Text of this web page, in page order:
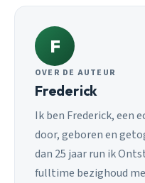
F
OVER DE AUTEUR
Frederick
Ik ben Frederick, een
door, geboren en
dan 25 jaar run ik
fulltime bezighoud